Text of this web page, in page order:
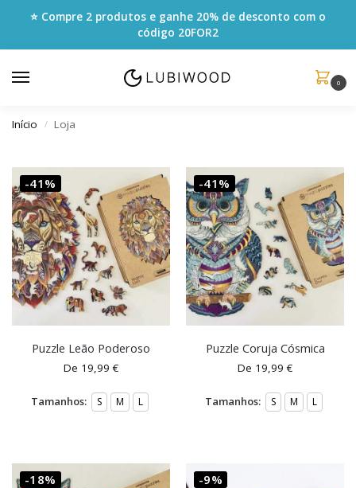
⭐ Compre 2 produtos e ganhe 20% de desconto com o
código 20FOR2
0
Início / Loja
-41%
Puzzle Leão Poderoso
De 19,99€
Tamanhos: S M L
-41%
Puzzle Coruja Cósmica
De 19,99€
Tamanhos: S M L
-18% -9%